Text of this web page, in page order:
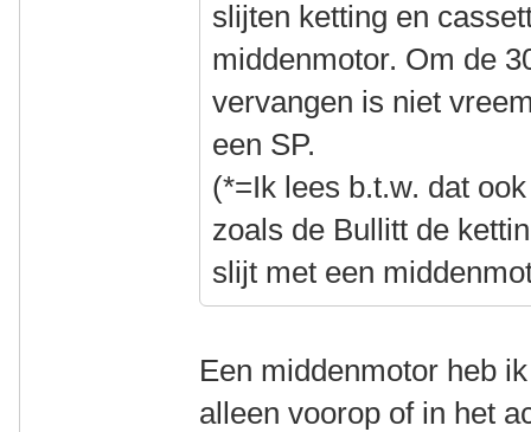
slijten ketting en
middenmotor. Om de
vervangen is niet
een SP.
(*=Ik lees b.t.w. dat
zoals de Bullitt de
slijt met een
Een middenmotor heb
alleen voorop of in het